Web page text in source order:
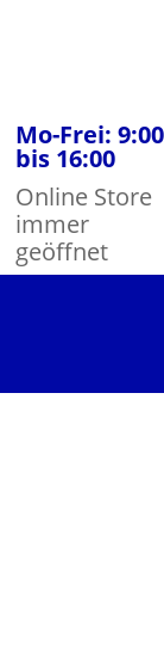
Mo-Frei: 9:00
bis 16:00
Online Store
immer
geöffnet